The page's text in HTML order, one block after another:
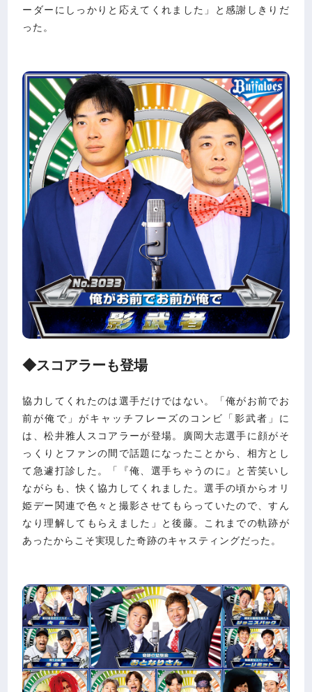
ーダーにしっかりと応えてくれました」と感謝しきりだ
った。
◆スコアラーも登場
協力してくれたのは選手だけではない。「俺がお前でお
前が俺で」がキャッチフレーズのコンビ「影武者」に
は、松井雅人スコアラーが登場。廣岡大志選手に顔がそ
っくりとファンの間で話題になったことから、相方とし
て急遽打診した。「『俺、選手ちゃうのに』と苦笑いし
ながらも、快く協力してくれました。選手の頃からオリ
姫デー関連で色々と撮影させてもらっていたので、すん
なり理解してもらえました」と後藤。これまでの軌跡が
あったからこそ実現した奇跡のキャスティングだった。